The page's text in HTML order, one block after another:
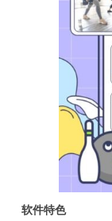
软件特色